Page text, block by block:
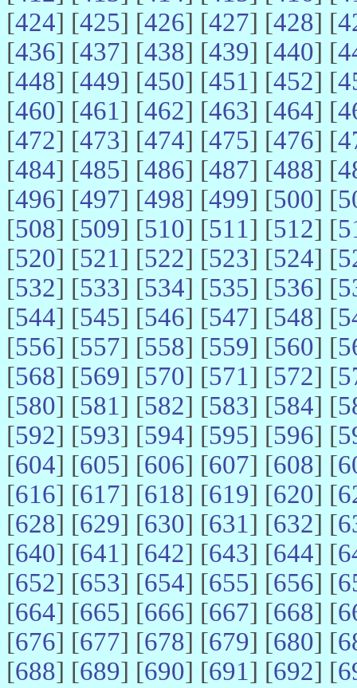
[424] [425] [426] [427] [428] [
[436] [437] [438] [439] [440] [
[448] [449] [450] [451] [452] [
[460] [461] [462] [463] [464] [
[472] [473] [474] [475] [476] [
[484] [485] [486] [487] [488] [
[496] [497] [498] [499] [500] [
[508] [509] [510] [511] [512] [
[520] [521] [522] [523] [524] [
[532] [533] [534] [535] [536] [
[544] [545] [546] [547] [548] [
[556] [557] [558] [559] [560] [
[568] [569] [570] [571] [572] [
[580] [581] [582] [583] [584] [
[592] [593] [594] [595] [596] [
[604] [605] [606] [607] [608] [
[616] [617] [618] [619] [620] [
[628] [629] [630] [631] [632] [
[640] [641] [642] [643] [644] [
[652] [653] [654] [655] [656] [
[664] [665] [666] [667] [668] [
[676] [677] [678] [679] [680] [
[688] [689] [690] [691] [692] [